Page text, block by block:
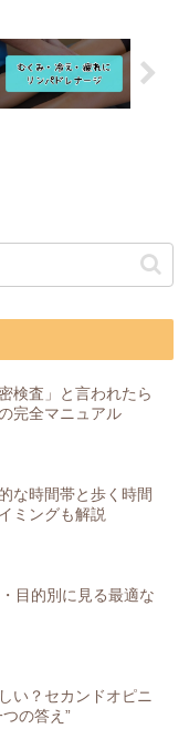
検査」と言われたら
完全マニュアル
な時間帯と歩く時間
ミングも解説
目的別に見る最適な
い？セカンドオピニ
の答え”